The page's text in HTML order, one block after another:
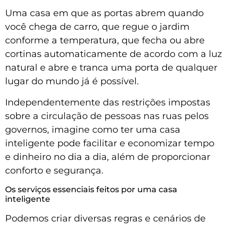
Uma casa em que as portas abrem quando
você chega de carro, que regue o jardim
conforme a temperatura, que fecha ou abre
cortinas automaticamente de acordo com a luz
natural e abre e tranca uma porta de qualquer
lugar do mundo já é possível.
Independentemente das restrições impostas
sobre a circulação de pessoas nas ruas pelos
governos, imagine como ter uma casa
inteligente pode facilitar e economizar tempo
e dinheiro no dia a dia, além de proporcionar
conforto e segurança.
Os serviços essenciais feitos por uma casa
inteligente
Podemos criar diversas regras e cenários de